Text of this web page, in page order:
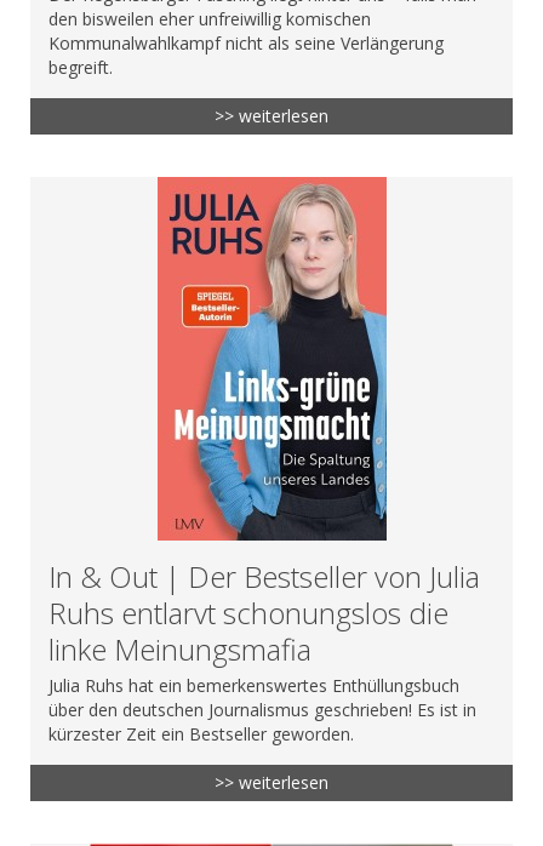
den bisweilen eher unfreiwillig komischen
Kommunalwahlkampf nicht als seine Verlängerung
begreift.
>> weiterlesen
In & Out | Der Bestseller von Julia
Ruhs entlarvt schonungslos die
linke Meinungsmafia
Julia Ruhs hat ein bemerkenswertes Enthüllungsbuch
über den deutschen Journalismus geschrieben! Es ist in
kürzester Zeit ein Bestseller geworden.
>> weiterlesen